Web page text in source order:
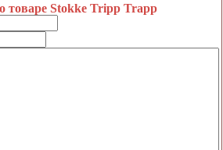
товаре Stokke Tripp Trapp